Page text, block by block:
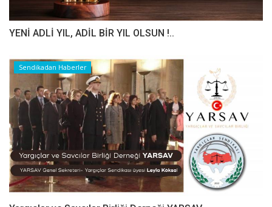
YENİ ADLİ YIL, ADİL BİR YIL OLSUN !..
Sendikadan Haberler